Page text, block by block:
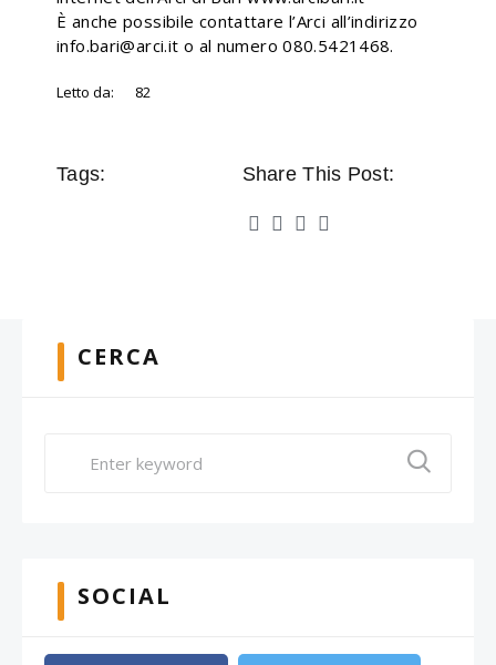
È anche possibile contattare l’Arci all’indirizzo
info.bari@arci.it o al numero 080.5421468.
Letto da: 82
Tags: Share This Post:
CERCA
SOCIAL